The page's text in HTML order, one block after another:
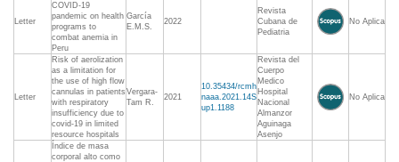
Letter
COVID-19
pandemic on health
programs to
combat anemia in
Peru
García
E.M.S.
2022
Revista
Cubana de
Pediatria
No Aplica
Letter
Risk of aerolization
as a limitation for
the use of high flow
cannulas in patients
with respiratory
insufficiency due to
covid-19 in limited
resource hospitals
Vergara-
Tam R.
2021
10.35434/rcmh
naaa.2021.14S
up1.1188
Revista del
Cuerpo
Medico
Hospital
Nacional
Almanzor
Aguinaga
Asenjo
No Aplica
Índice de masa
corporal alto como